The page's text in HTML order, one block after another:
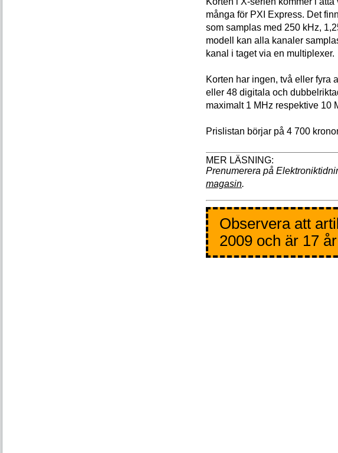
många för PXI Express. Det
som samplas med 250 kHz,
modell kan alla kanaler
kanal i taget via en multiplexer.
Korten har ingen, två eller fyra
eller 48 digitala och
maximalt 1 MHz respektive 10
Prislistan börjar på 4 700
Prenumerera på
magasin.
Observera att
2009 och är 17